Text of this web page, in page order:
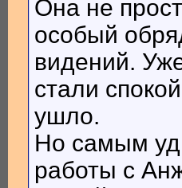
Она не
особый
видений.
стали
ушло.
Но самым
работы с